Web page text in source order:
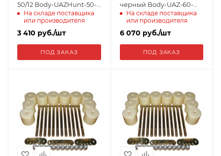
50/12 Body-UAZHunt-50-
12 На складе поставщика
или производителя
3 410 руб./шт
ПОД ЗАКАЗ
черный Body-UAZ-60-
12BLНа складе поставщика
или производителя
6 070 руб./шт
ПОД ЗАКАЗ